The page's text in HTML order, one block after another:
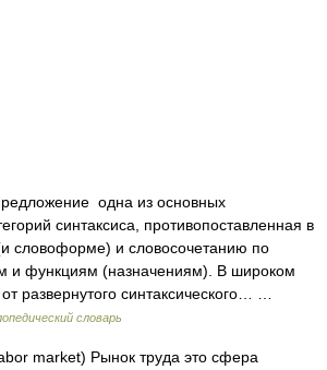
одна из основных
синтаксиса, противопоставленная в
словоформе) и словосочетанию по
и функциям (назначениям). В широком
развернутого синтаксического… …
словарь
market) Рынок труда это сфера